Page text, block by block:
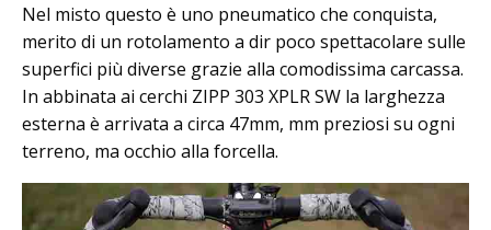
Nel misto questo è uno pneumatico che conquista,
merito di un rotolamento a dir poco spettacolare sulle
superfici più diverse grazie alla comodissima carcassa.
In abbinata ai cerchi ZIPP 303 XPLR SW la larghezza
esterna è arrivata a circa 47mm, mm preziosi su ogni
terreno, ma occhio alla forcella.